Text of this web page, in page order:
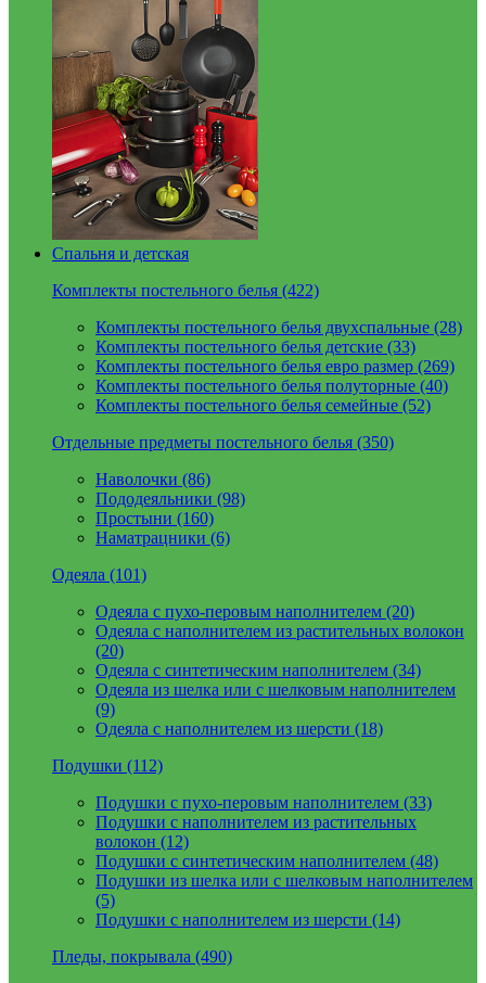
Спальня и детская
Комплекты постельного белья (422)
Комплекты постельного белья двухспальные (28)
Комплекты постельного белья детские (33)
Комплекты постельного белья евро размер (269)
Комплекты постельного белья полуторные (40)
Комплекты постельного белья семейные (52)
Отдельные предметы постельного белья (350)
Наволочки (86)
Пододеяльники (98)
Простыни (160)
Наматрацники (6)
Одеяла (101)
Одеяла с пухо-перовым наполнителем (20)
Одеяла с наполнителем из растительных волокон
(20)
Одеяла с синтетическим наполнителем (34)
Одеяла из шелка или с шелковым наполнителем
(9)
Одеяла с наполнителем из шерсти (18)
Подушки (112)
Подушки с пухо-перовым наполнителем (33)
Подушки с наполнителем из растительных
волокон (12)
Подушки с синтетическим наполнителем (48)
Подушки из шелка или с шелковым наполнителем
(5)
Подушки с наполнителем из шерсти (14)
Пледы, покрывала (490)